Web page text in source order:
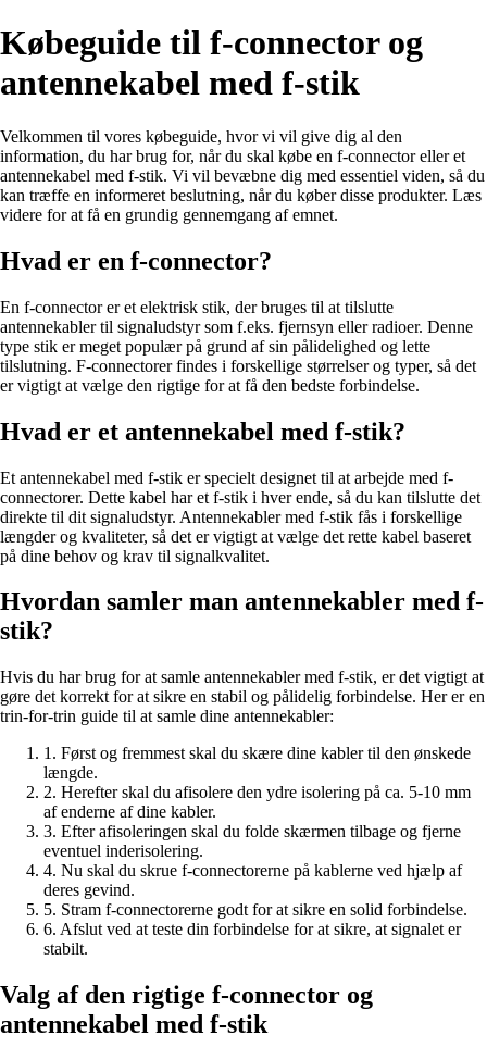
Købeguide til f-connector og
antennekabel med f-stik
Velkommen til vores købeguide, hvor vi vil give dig al den
information, du har brug for, når du skal købe en f-connector eller et
antennekabel med f-stik. Vi vil bevæbne dig med essentiel viden, så du
kan træffe en informeret beslutning, når du køber disse produkter. Læs
videre for at få en grundig gennemgang af emnet.
Hvad er en f-connector?
En f-connector er et elektrisk stik, der bruges til at tilslutte
antennekabler til signaludstyr som f.eks. fjernsyn eller radioer. Denne
type stik er meget populær på grund af sin pålidelighed og lette
tilslutning. F-connectorer findes i forskellige størrelser og typer, så det
er vigtigt at vælge den rigtige for at få den bedste forbindelse.
Hvad er et antennekabel med f-stik?
Et antennekabel med f-stik er specielt designet til at arbejde med f-
connectorer. Dette kabel har et f-stik i hver ende, så du kan tilslutte det
direkte til dit signaludstyr. Antennekabler med f-stik fås i forskellige
længder og kvaliteter, så det er vigtigt at vælge det rette kabel baseret
på dine behov og krav til signalkvalitet.
Hvordan samler man antennekabler med f-
stik?
Hvis du har brug for at samle antennekabler med f-stik, er det vigtigt at
gøre det korrekt for at sikre en stabil og pålidelig forbindelse. Her er en
trin-for-trin guide til at samle dine antennekabler:
1. Først og fremmest skal du skære dine kabler til den ønskede
længde.
2. Herefter skal du afisolere den ydre isolering på ca. 5-10 mm
af enderne af dine kabler.
3. Efter afisoleringen skal du folde skærmen tilbage og fjerne
eventuel inderisolering.
4. Nu skal du skrue f-connectorerne på kablerne ved hjælp af
deres gevind.
5. Stram f-connectorerne godt for at sikre en solid forbindelse.
6. Afslut ved at teste din forbindelse for at sikre, at signalet er
stabilt.
Valg af den rigtige f-connector og
antennekabel med f-stik